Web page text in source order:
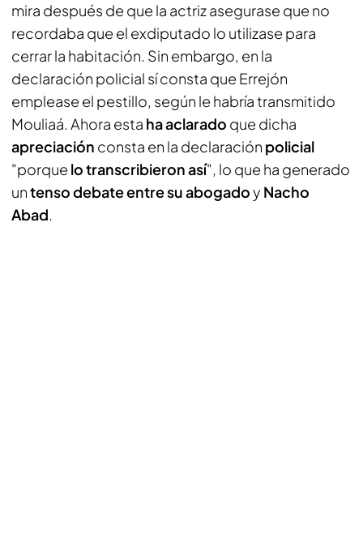
mira después de que la actriz asegurase que no
recordaba que el exdiputado lo utilizase para
cerrar la habitación. Sin embargo, en la
declaración policial sí consta que Errejón
emplease el pestillo, según le habría transmitido
Mouliaá. Ahora esta ha aclarado que dicha
apreciación consta en la declaración policial
"porque lo transcribieron así", lo que ha generado
untenso debate entre su abogadoy Nacho
Abad.